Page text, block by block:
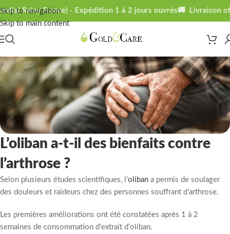
Skip to navigation
Skip to main content
Relay France) - Expédition 1 à 2 jours ouvrés🚚 Livraison
L’oliban a-t-il des bienfaits contre
l’arthrose ?
Selon plusieurs études scientifiques, l’oliban a permis de soulager
des douleurs et raideurs chez des personnes souffrant d’arthrose.
Les premières améliorations ont été constatées après 1 à 2
semaines de consommation d’extrait d’oliban.